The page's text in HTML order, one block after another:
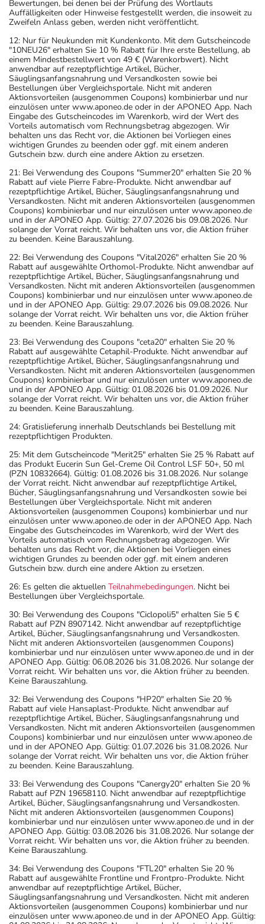
Bewertungen, bei denen bei der Prüfung des Wortlauts
Auffälligkeiten oder Hinweise festgestellt werden, die insoweit zu
Zweifeln Anlass geben, werden nicht veröffentlicht.
12: Nur für Neukunden mit Kundenkonto. Mit dem Gutscheincode
"10NEU26" erhalten Sie 10 % Rabatt für Ihre erste Bestellung, ab
einem Mindestbestellwert von 49 € (Warenkorbwert). Nicht
anwendbar auf rezeptpflichtige Artikel, Bücher,
Säuglingsanfangsnahrung und Versandkosten sowie bei
Bestellungen über Vergleichsportale. Nicht mit anderen
Aktionsvorteilen (ausgenommen Coupons) kombinierbar und nur
einzulösen unter www.aponeo.de oder in der APONEO App. Nach
Eingabe des Gutscheincodes im Warenkorb, wird der Wert des
Vorteils automatisch vom Rechnungsbetrag abgezogen. Wir
behalten uns das Recht vor, die Aktionen bei Vorliegen eines
wichtigen Grundes zu beenden oder ggf. mit einem anderen
Gutschein bzw. durch eine andere Aktion zu ersetzen.
21: Bei Verwendung des Coupons "Summer20" erhalten Sie 20 %
Rabatt auf viele Pierre Fabre-Produkte. Nicht anwendbar auf
rezeptpflichtige Artikel, Bücher, Säuglingsanfangsnahrung und
Versandkosten. Nicht mit anderen Aktionsvorteilen (ausgenommen
Coupons) kombinierbar und nur einzulösen unter www.aponeo.de
und in der APONEO App. Gültig: 27.07.2026 bis 09.08.2026. Nur
solange der Vorrat reicht. Wir behalten uns vor, die Aktion früher
zu beenden. Keine Barauszahlung.
22: Bei Verwendung des Coupons "Vital2026" erhalten Sie 20 %
Rabatt auf ausgewählte Orthomol-Produkte. Nicht anwendbar auf
rezeptpflichtige Artikel, Bücher, Säuglingsanfangsnahrung und
Versandkosten. Nicht mit anderen Aktionsvorteilen (ausgenommen
Coupons) kombinierbar und nur einzulösen unter www.aponeo.de
und in der APONEO App. Gültig: 29.07.2026 bis 09.08.2026. Nur
solange der Vorrat reicht. Wir behalten uns vor, die Aktion früher
zu beenden. Keine Barauszahlung.
23: Bei Verwendung des Coupons "ceta20" erhalten Sie 20 %
Rabatt auf ausgewählte Cetaphil-Produkte. Nicht anwendbar auf
rezeptpflichtige Artikel, Bücher, Säuglingsanfangsnahrung und
Versandkosten. Nicht mit anderen Aktionsvorteilen (ausgenommen
Coupons) kombinierbar und nur einzulösen unter www.aponeo.de
und in der APONEO App. Gültig: 01.08.2026 bis 01.09.2026. Nur
solange der Vorrat reicht. Wir behalten uns vor, die Aktion früher
zu beenden. Keine Barauszahlung.
24: Gratislieferung innerhalb Deutschlands bei Bestellung mit
rezeptpflichtigen Produkten.
25: Mit dem Gutscheincode "Merit25" erhalten Sie 25 % Rabatt auf
das Produkt Eucerin Sun Gel-Creme Oil Control LSF 50+, 50 ml
(PZN 10832664). Gültig: 01.08.2026 bis 31.08.2026. Nur solange
der Vorrat reicht. Nicht anwendbar auf rezeptpflichtige Artikel,
Bücher, Säuglingsanfangsnahrung und Versandkosten sowie bei
Bestellungen über Vergleichsportale. Nicht mit anderen
Aktionsvorteilen (ausgenommen Coupons) kombinierbar und nur
einzulösen unter www.aponeo.de oder in der APONEO App. Nach
Eingabe des Gutscheincodes im Warenkorb, wird der Wert des
Vorteils automatisch vom Rechnungsbetrag abgezogen. Wir
behalten uns das Recht vor, die Aktionen bei Vorliegen eines
wichtigen Grundes zu beenden oder ggf. mit einem anderen
Gutschein bzw. durch eine andere Aktion zu ersetzen.
26: Es gelten die aktuellen Teilnahmebedingungen. Nicht bei
Bestellungen über Vergleichsportale.
30: Bei Verwendung des Coupons "Ciclopoli5" erhalten Sie 5 €
Rabatt auf PZN 8907142. Nicht anwendbar auf rezeptpflichtige
Artikel, Bücher, Säuglingsanfangsnahrung und Versandkosten.
Nicht mit anderen Aktionsvorteilen (ausgenommen Coupons)
kombinierbar und nur einzulösen unter www.aponeo.de und in der
APONEO App. Gültig: 06.08.2026 bis 31.08.2026. Nur solange der
Vorrat reicht. Wir behalten uns vor, die Aktion früher zu beenden.
Keine Barauszahlung.
32: Bei Verwendung des Coupons "HP20" erhalten Sie 20 %
Rabatt auf viele Hansaplast-Produkte. Nicht anwendbar auf
rezeptpflichtige Artikel, Bücher, Säuglingsanfangsnahrung und
Versandkosten. Nicht mit anderen Aktionsvorteilen (ausgenommen
Coupons) kombinierbar und nur einzulösen unter www.aponeo.de
und in der APONEO App. Gültig: 01.07.2026 bis 31.08.2026. Nur
solange der Vorrat reicht. Wir behalten uns vor, die Aktion früher
zu beenden. Keine Barauszahlung.
33: Bei Verwendung des Coupons "Canergy20" erhalten Sie 20 %
Rabatt auf PZN 19658110. Nicht anwendbar auf rezeptpflichtige
Artikel, Bücher, Säuglingsanfangsnahrung und Versandkosten.
Nicht mit anderen Aktionsvorteilen (ausgenommen Coupons)
kombinierbar und nur einzulösen unter www.aponeo.de und in der
APONEO App. Gültig: 03.08.2026 bis 31.08.2026. Nur solange der
Vorrat reicht. Wir behalten uns vor, die Aktion früher zu beenden.
Keine Barauszahlung.
34: Bei Verwendung des Coupons "FTL20" erhalten Sie 20 %
Rabatt auf ausgewählte Frontline und Frontpro-Produkte. Nicht
anwendbar auf rezeptpflichtige Artikel, Bücher,
Säuglingsanfangsnahrung und Versandkosten. Nicht mit anderen
Aktionsvorteilen (ausgenommen Coupons) kombinierbar und nur
einzulösen unter www.aponeo.de und in der APONEO App. Gültig: